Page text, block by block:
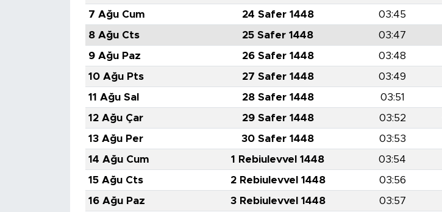
7 Ağu Cum
24 Safer 1448 03:45
8 Ağu Cts
25 Safer 1448 03:47
9 Ağu Paz
26 Safer 1448 03:48
10 Ağu Pts
27 Safer 1448 03:49
11 Ağu Sal
28 Safer 1448 03:51
12 Ağu Çar
29 Safer 1448 03:52
13 Ağu Per
30 Safer 1448 03:53
14 Ağu Cum
1 Rebiulevvel 1448 03:54
15 Ağu Cts
2 Rebiulevvel 1448 03:56
16 Ağu Paz
3 Rebiulevvel 1448 03:57
MEDYA KÖŞESİ
FOTO GALERİ
VİDEOLAR
ALINTI YAZARLAR
SOSYAL MEDYA